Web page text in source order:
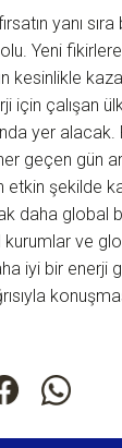
yanı
Yeni
kesinlikle
için çalışan
yer
geçen gün
etkin şekilde
daha global
kurumlar ve
iyi bir enerji